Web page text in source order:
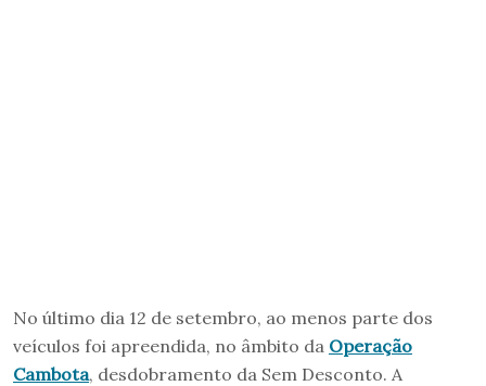
No último dia 12 de setembro, ao menos parte dos
veículos foi apreendida, no âmbito da Operação
Cambota, desdobramento da Sem Desconto. A